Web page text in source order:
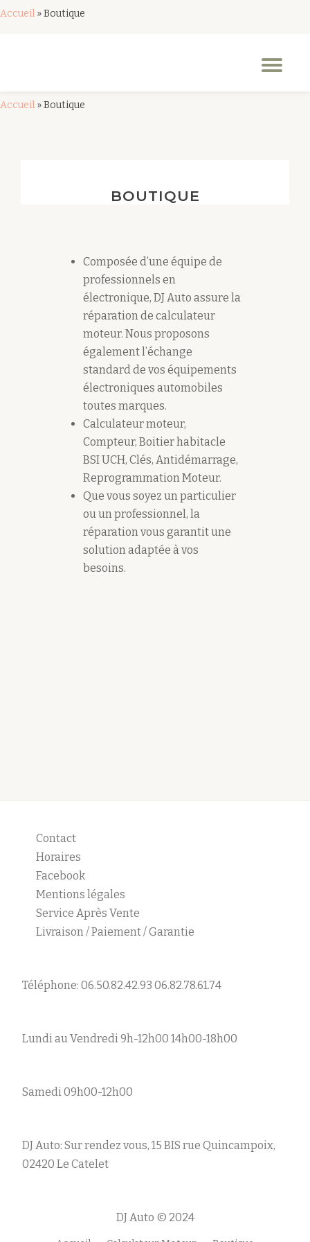
Accueil »Boutique
Accueil »Boutique
BOUTIQUE
Composée d’une équipe de
professionnels en
électronique, DJ Auto assure la
réparation de calculateur
moteur. Nous proposons
également l’échange
standard de vos équipements
électroniques automobiles
toutes marques.
Calculateur moteur,
Compteur, Boitier habitacle
BSI UCH, Clés, Antidémarrage,
Reprogrammation Moteur.
Que vous soyez un particulier
ou un professionnel, la
réparation vous garantit une
solution adaptée à vos
besoins.
Contact
Horaires
Facebook
Mentions légales
Service Après Vente
Livraison / Paiement / Garantie
Téléphone: 06.50.82.42.93 06.82.78.61.74
Lundi au Vendredi 9h-12h00 14h00-18h00
Samedi 09h00-12h00
DJ Auto: Sur rendez vous, 15 BIS rue Quincampoix,
02420 Le Catelet
DJ Auto © 2024